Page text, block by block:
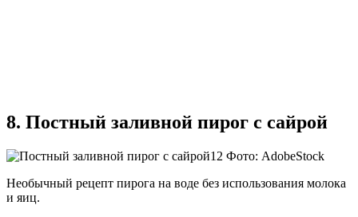
8. Постный заливной пирог с сайрой
Фото: AdobeStock
Необычный рецепт пирога на воде без использования молока
и яиц.